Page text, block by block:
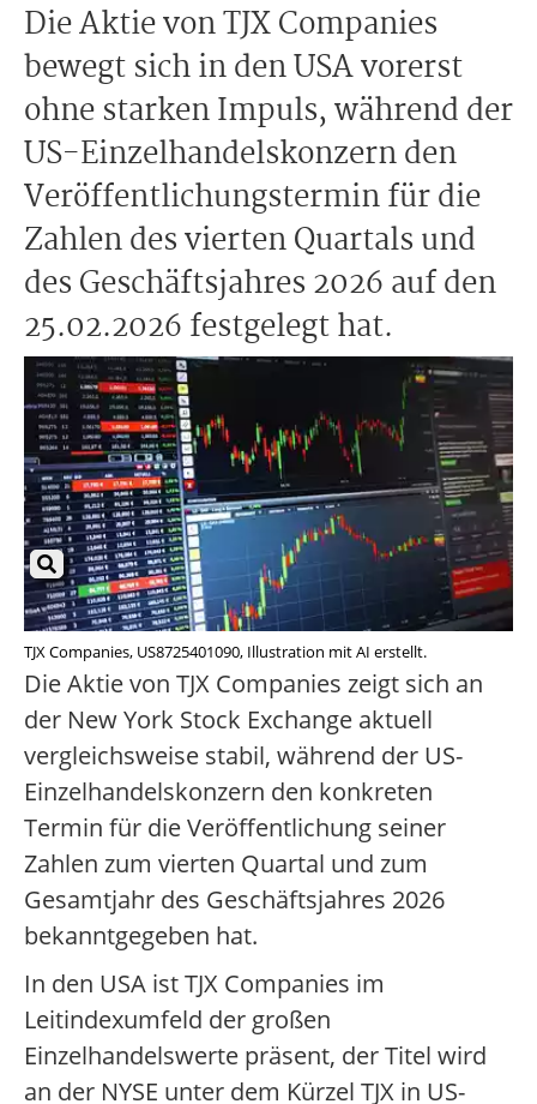
Die Aktie von TJX Companies
bewegt sich in den USA vorerst
ohne starken Impuls, während der
US-Einzelhandelskonzern den
Veröffentlichungstermin für die
Zahlen des vierten Quartals und
des Geschäftsjahres 2026 auf den
25.02.2026 festgelegt hat.
TJX Companies, US8725401090, Illustration mit AI erstellt.
Die Aktie von TJX Companies zeigt sich an
der New York Stock Exchange aktuell
vergleichsweise stabil, während der US-
Einzelhandelskonzern den konkreten
Termin für die Veröffentlichung seiner
Zahlen zum vierten Quartal und zum
Gesamtjahr des Geschäftsjahres 2026
bekanntgegeben hat.
In den USA ist TJX Companies im
Leitindexumfeld der großen
Einzelhandelswerte präsent, der Titel wird
an der NYSE unter dem Kürzel TJX in US-